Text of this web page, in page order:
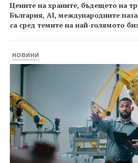
Цените на храните, бъдещето на
България, AI, международните
са сред темите на най-голямото
НОВИНИ